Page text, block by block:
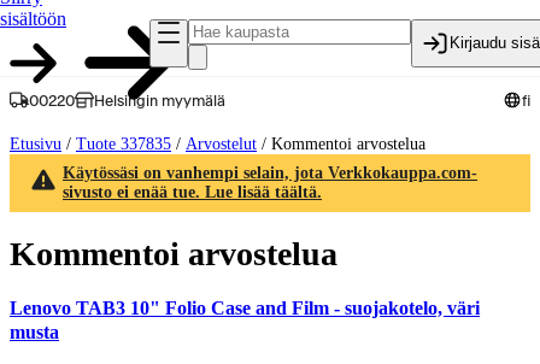
sisältöön
Kirjaudu
00220 Helsingin myymälä fi
Etusivu / Tuote 337835 / Arvostelut / Kommentoi arvostelua
Käytössäsi on vanhempi selain, jota Verkkokauppa.com-
sivusto ei enää tue. Lue lisää täältä.
Kommentoi arvostelua
Lenovo TAB3 10" Folio Case and Film - suojakotelo, väri
musta